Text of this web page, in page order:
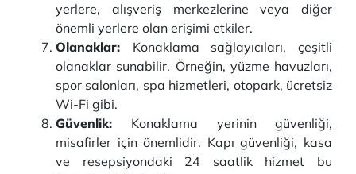
yerlere, alışveriş merkezlerine veya diğer
önemli yerlere olan erişimi etkiler.
Olanaklar: Konaklama sağlayıcıları, çeşitli
olanaklar sunabilir. Örneğin, yüzme havuzları,
spor salonları, spa hizmetleri, otopark, ücretsiz
Wi-Fi gibi.
Güvenlik: Konaklama yerinin güvenliği,
misafirler için önemlidir. Kapı güvenliği, kasa
ve resepsiyondaki 24 saatlik hizmet bu